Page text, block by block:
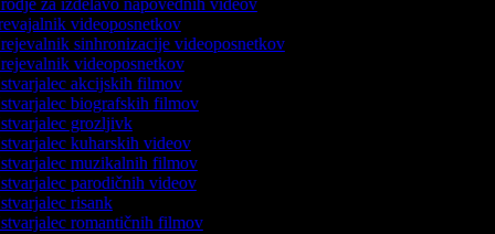
za izdelavo napovednih videov
videoposnetkov
sinhronizacije videoposnetkov
videoposnetkov
akcijskih filmov
biografskih filmov
grozljivk
kuharskih videov
muzikalnih filmov
parodičnih videov
risank
romantičnih filmov